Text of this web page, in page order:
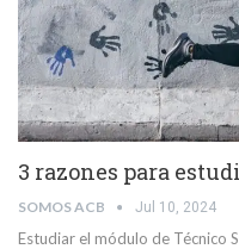
3 razones para
SOMOS ACB Jul 10, 2024
Estudiar el módulo de Técnico